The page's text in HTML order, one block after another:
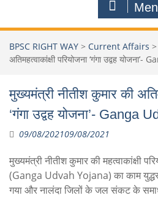
BPSC RIGHT WAY > Current Affairs >
अतिमहत्वाकांक्षी परियोजना ‘गंगा उद्वह
मुख्यमंत्री नीतीश कुमार की
‘गंगा उद्वह योजना’- Ganga
09/08/202109/08/2021
मुख्यमंत्री नीतीश कुमार की महत्वाकांक्षी
(Ganga Udvah Yojana) का काम
गया और नालंदा जिलों के जल संकट के